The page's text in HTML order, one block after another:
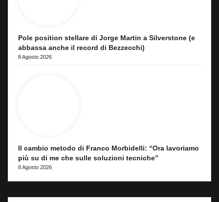
Pole position stellare di Jorge Martin a Silverstone (e
abbassa anche il record di Bezzecchi)
8 Agosto 2026
Il cambio metodo di Franco Morbidelli: “Ora lavoriamo
più su di me che sulle soluzioni tecniche”
8 Agosto 2026